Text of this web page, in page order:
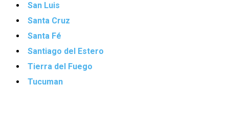
San Luis
Santa Cruz
Santa Fé
Santiago del Estero
Tierra del Fuego
Tucuman